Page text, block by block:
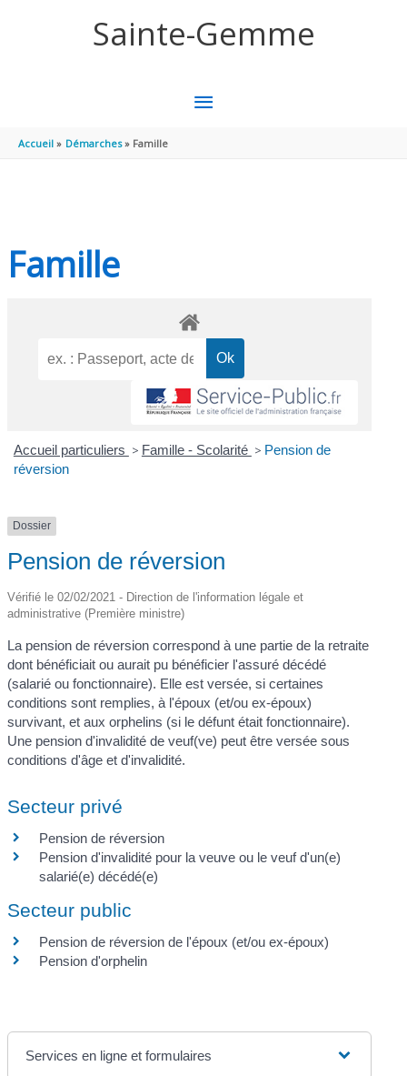
Sainte-Gemme
MENU
Accueil Démarches Famille
Famille
Accueil particuliers > Famille - Scolarité > Pension de
réversion
Dossier
Pension de réversion
Vérifié le 02/02/2021 - Direction de l'information légale et
administrative (Première ministre)
La pension de réversion correspond à une partie de la retraite
dont bénéficiait ou aurait pu bénéficier l'assuré décédé
(salarié ou fonctionnaire). Elle est versée, si certaines
conditions sont remplies, à l'époux (et/ou ex-époux)
survivant, et aux orphelins (si le défunt était fonctionnaire).
Une pension d'invalidité de veuf(ve) peut être versée sous
conditions d'âge et d'invalidité.
Secteur privé
Pension de réversion
Pension d'invalidité pour la veuve ou le veuf d'un(e)
salarié(e) décédé(e)
Secteur public
Pension de réversion de l'époux (et/ou ex-époux)
Pension d'orphelin
Services en ligne et formulaires